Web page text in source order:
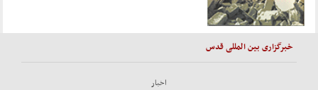
خبرگزاری بین المللی قدس
اخبار